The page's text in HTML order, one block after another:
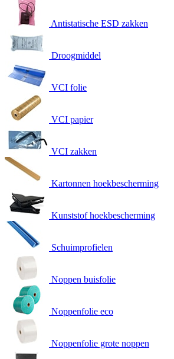
Antistatische ESD zakken
Droogmiddel
VCI folie
VCI papier
VCI zakken
Kartonnen hoekbescherming
Kunststof hoekbescherming
Schuimprofielen
Noppen buisfolie
Noppenfolie eco
Noppenfolie grote noppen